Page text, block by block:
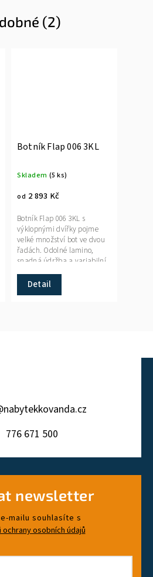
(2)
Botník Flap 006 3KL
Skladem (5 ks)
od 2 893 Kč
Detail
Botník Flap 006 3KL s
výklopnými dvířky pojme
velké množství bot ve dvou
řadách. Odolné lamino,
snadná údržba a variabilní
kombinace podle prostoru.
nabytekkovanda.cz
776 671 500
newsletter
mailu souhlasíte s
osobních údajů